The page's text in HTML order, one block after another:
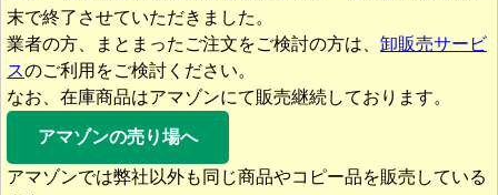
末で終了させていただきました。
業者の方、まとまったご注文をご検討の方は、 卸販売サービ
スのご利用をご検討ください。
なお、在庫商品はアマゾンにて販売継続しております。
アマゾンの売り場へ
アマゾンでは弊社以外も同じ商品やコピー品を販売している